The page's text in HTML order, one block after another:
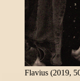
Flavius (2019,